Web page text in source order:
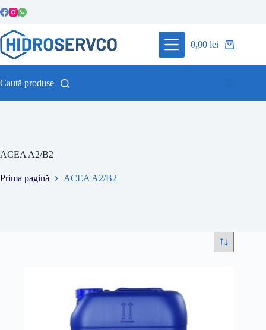
la
Coș
0,00lei
Caută produse
ACEA A2/B2
Prima pagină ACEA A2/B2